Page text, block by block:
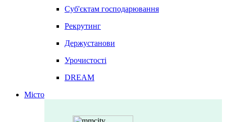
Суб'єктам господарювання
Рекрутинг
Держустанови
Урочистості
DREAM
Місто